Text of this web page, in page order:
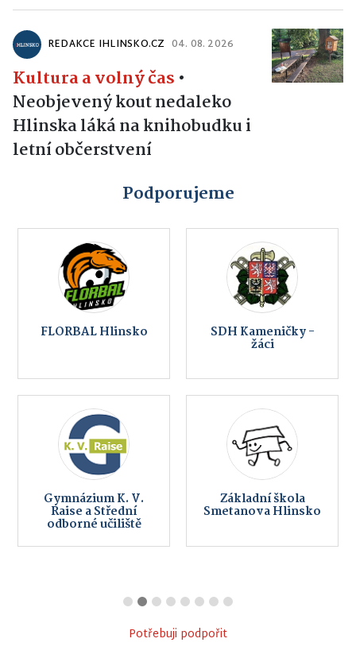
REDAKCE IHLINSKO.CZ 04. 08. 2026
Kultura a volný čas •
Neobjevený kout nedaleko
Hlinska láká na knihobudku i
letní občerstvení
Podporujeme
FLORBAL Hlinsko SDH Kameničky -
žáci
Gymnázium K. V.
Raise a Střední
odborné učiliště
Základní škola
Smetanova Hlinsko
Potřebuji podpořit